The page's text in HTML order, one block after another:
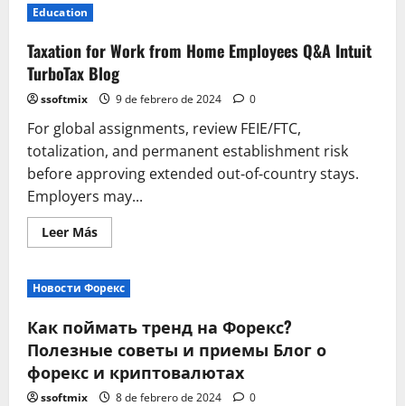
Mag
Tig
Education
Taxation for Work from Home Employees Q&A Intuit
TurboTax Blog
ssoftmix 9 de febrero de 2024 0
For global assignments, review FEIE/FTC,
totalization, and permanent establishment risk
before approving extended out‑of‑country stays.
Employers may...
Leer MásLeer
más
Taxation
for
Home
Employees
Q&A
Intuit
TurboTax
Blog
Новости Форекс
Как поймать тренд на Форекс?
Полезные советы и приемы Блог о
форекс и криптовалютах
ssoftmix 8 de febrero de 2024 0